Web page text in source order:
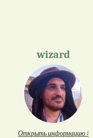
wizard
Открыть информацию ↓